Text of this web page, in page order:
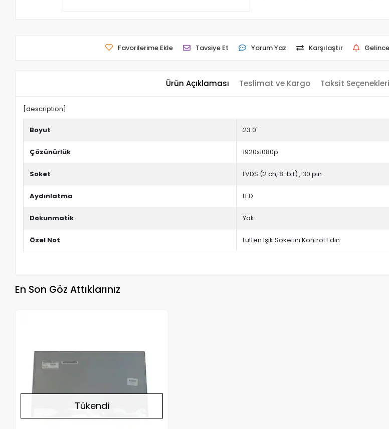
Favorilerime Ekle Tavsiye Et Yorum Yaz Karşılaştır
Ürün Açıklaması Teslimat ve Kargo Taksit Seçenekleri
[description]
Boyut 23.0"
Çözünürlük 1920x1080p
Soket LVDS (2 ch, 8-bit) , 30 pin
Aydınlatma LED
Dokunmatik Yok
Özel Not Lütfen Işık Soketini Kontrol Edin
En Son Göz Attıklarınız
Tükendi